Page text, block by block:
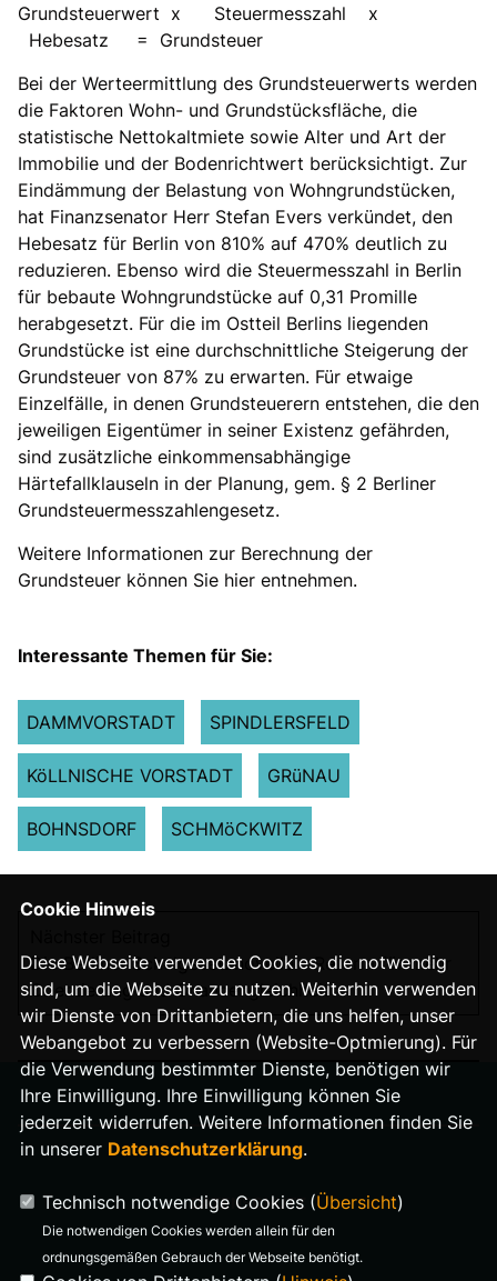
Grundsteuerwert x Steuermesszahl x
Hebesatz = Grundsteuer
Bei der Werteermittlung des Grundsteuerwerts werden
die Faktoren Wohn- und Grundstücksfläche, die
statistische Nettokaltmiete sowie Alter und Art der
Immobilie und der Bodenrichtwert berücksichtigt. Zur
Eindämmung der Belastung von Wohngrundstücken,
hat Finanzsenator Herr Stefan Evers verkündet, den
Hebesatz für Berlin von 810% auf 470% deutlich zu
reduzieren. Ebenso wird die Steuermesszahl in Berlin
für bebaute Wohngrundstücke auf 0,31 Promille
herabgesetzt. Für die im Ostteil Berlins liegenden
Grundstücke ist eine durchschnittliche Steigerung der
Grundsteuer von 87% zu erwarten. Für etwaige
Einzelfälle, in denen Grundsteuerern entstehen, die den
jeweiligen Eigentümer in seiner Existenz gefährden,
sind zusätzliche einkommensabhängige
Härtefallklauseln in der Planung, gem. § 2 Berliner
Grundsteuermesszahlengesetz.
Weitere Informationen zur Berechnung der
Grundsteuer können Sie hier entnehmen.
Interessante Themen für Sie:
DAMMVORSTADT SPINDLERSFELD
KöLLNISCHE VORSTADT GRüNAU
BOHNSDORF SCHMöCKWITZ
Die Berliner Schulgesetznovelle – Reform für mehr
Orientierung und Chancengleichheit
IMPRESSUM
DATENSCHUTZ
Cookie Hinweis
Diese Webseite verwendet Cookies, die notwendig
sind, um die Webseite zu nutzen. Weiterhin verwenden
wir Dienste von Drittanbietern, die uns helfen, unser
Webangebot zu verbessern (Website-Optmierung). Für
die Verwendung bestimmter Dienste, benötigen wir
Ihre Einwilligung. Ihre Einwilligung können Sie
jederzeit widerrufen. Weitere Informationen finden Sie
in unserer Datenschutzerklärung.
Technisch notwendige Cookies (Übersicht)
Die notwendigen Cookies werden allein für den
ordnungsgemäßen Gebrauch der Webseite benötigt.